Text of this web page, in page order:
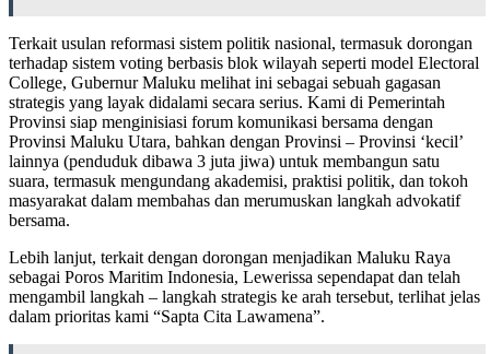
Terkait usulan reformasi sistem politik nasional, termasuk dorongan
terhadap sistem voting berbasis blok wilayah seperti model Electoral
College, Gubernur Maluku melihat ini sebagai sebuah gagasan
strategis yang layak didalami secara serius. Kami di Pemerintah
Provinsi siap menginisiasi forum komunikasi bersama dengan
Provinsi Maluku Utara, bahkan dengan Provinsi – Provinsi ‘kecil’
lainnya (penduduk dibawa 3 juta jiwa) untuk membangun satu
suara, termasuk mengundang akademisi, praktisi politik, dan tokoh
masyarakat dalam membahas dan merumuskan langkah advokatif
bersama.
Lebih lanjut, terkait dengan dorongan menjadikan Maluku Raya
sebagai Poros Maritim Indonesia, Lewerissa sependapat dan telah
mengambil langkah – langkah strategis ke arah tersebut, terlihat jelas
dalam prioritas kami “Sapta Cita Lawamena”.